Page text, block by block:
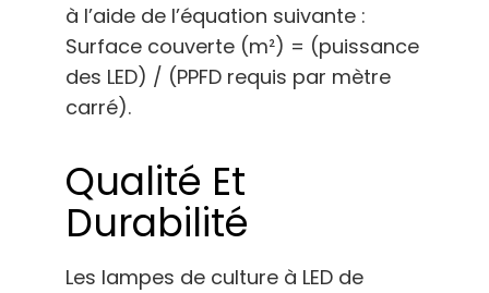
à l’aide de l’équation suivante :
Surface couverte (m²) = (puissance
des LED) / (PPFD requis par mètre
carré).
Qualité Et
Durabilité
Les lampes de culture à LED de